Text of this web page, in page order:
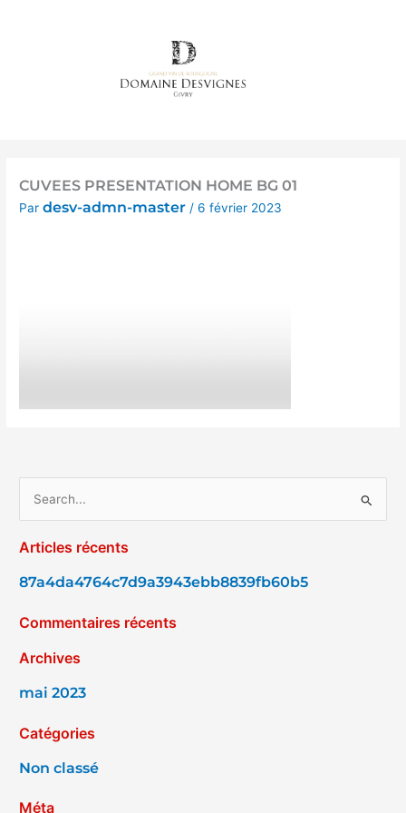
CUVEES PRESENTATION HOME BG 01
Pardesv-admn-master/6 février 2023
c
h
r
c
e
:
Articles récents
87a4da4764c7d9a3943ebb8839fb60b5
Commentaires récents
Archives
mai 2023
Catégories
Non classé
Méta